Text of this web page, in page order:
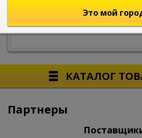
КАТАЛОГ
Партнеры
Это мой